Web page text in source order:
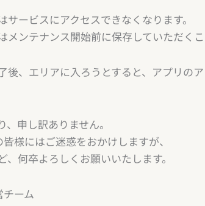
ービスにアクセスできなくなります。
ンテナンス開始前に保存していただくこ
、エリアに入ろうとすると、アプリの
申し訳ありません。
様にはご迷惑をおかけしますが、
、何卒よろしくお願いいたします。
ーム